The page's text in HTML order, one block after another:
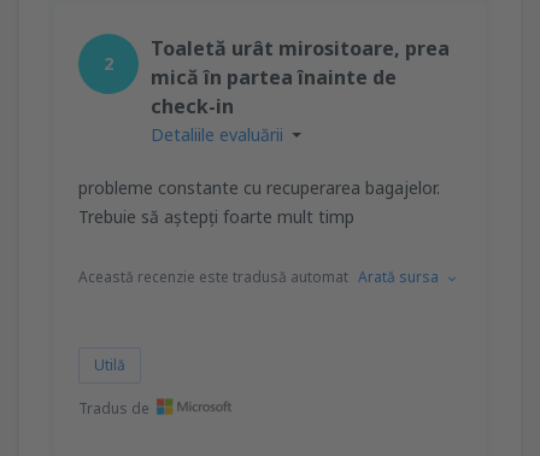
2
Toaletă urât mirositoare, prea
mică în partea înainte de
check-in
Detaliile evaluării
probleme constante cu recuperarea bagajelor.
Trebuie să aștepți foarte mult timp
Această recenzie este tradusă automat Arată sursa
Utilă
Tradus de